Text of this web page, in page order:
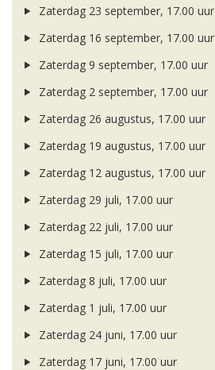
Zaterdag 23 september, 17.00 uur
Zaterdag 16 september, 17.00 uur
Zaterdag 9 september, 17.00 uur
Zaterdag 2 september, 17.00 uur
Zaterdag 26 augustus, 17.00 uur
Zaterdag 19 augustus, 17.00 uur
Zaterdag 12 augustus, 17.00 uur
Zaterdag 29 juli, 17.00 uur
Zaterdag 22 juli, 17.00 uur
Zaterdag 15 juli, 17.00 uur
Zaterdag 8 juli, 17.00 uur
Zaterdag 1 juli, 17.00 uur
Zaterdag 24 juni, 17.00 uur
Zaterdag 17 juni, 17.00 uur